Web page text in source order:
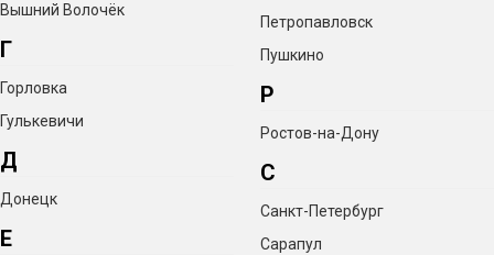
Вышний Волочёк
Г
Горловка
Гулькевичи
Д
Донецк
Е
Петропавловск
Пушкино
Р
Ростов-на-Дону
С
Санкт-Петербург
Сарапул